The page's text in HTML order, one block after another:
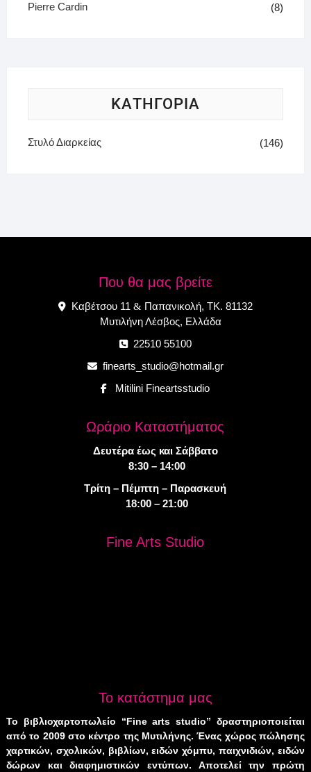
Pierre Cardin
(8)
ΚΑΤΗΓΟΡΙΑ
Στυλό Διαρκείας (146)
Που θα μας βρείτε
Καβέτσου 11 & Παπανικολή, ΤΚ. 81132
Μυτιλήνη Λέσβος, Ελλάδα
22510 55100
finearts_studio@hotmail.gr
Mitilini Fineartsstudio
Ωράριο Καταστήματος
Δευτέρα έως και Σάββατο
8:30 – 14:00
Τρίτη – Πέμπτη – Παρασκευή
18:00 – 21:00
Fine Arts Studio
Το κατάστημα μας
Το βιβλιοχαρτοπωλείο “Fine arts studio” δραστηριοποιείται
από το 2009 στο κέντρο της Μυτιλήνης. Ένας χώρος πώλησης
χαρτικών, σχολικών, βιβλίων, ειδών χόμπυ, παιχνιδιών, ειδών
δώρων και διαφημιστικών εντύπων. Αποτελεί την πρώτη